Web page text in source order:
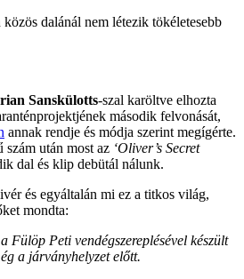
dalánál nem létezik tökéletesebb
Sanskülotts-szal karöltve elhozta
második felvonását,
annak rendje és módja szerint megígérte.
szám után most az ‘Oliver’s Secret
dal és klip debütál nálunk.
és egyáltalán mi ez a titkos világ,
mondta:
Fülöp Peti vendégszereplésével készült
a járványhelyzet előtt.